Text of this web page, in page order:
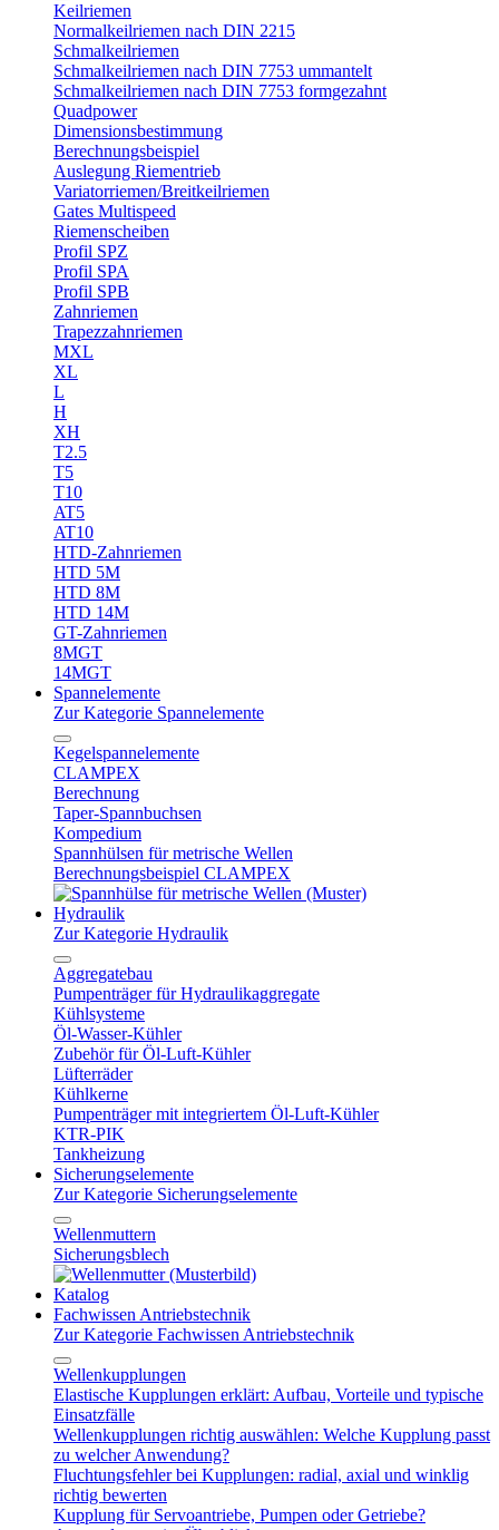
Keilriemen
Normalkeilriemen nach DIN 2215
Schmalkeilriemen
Schmalkeilriemen nach DIN 7753 ummantelt
Schmalkeilriemen nach DIN 7753 formgezahnt
Quadpower
Dimensionsbestimmung
Berechnungsbeispiel
Auslegung Riementrieb
Variatorriemen/Breitkeilriemen
Gates Multispeed
Riemenscheiben
Profil SPZ
Profil SPA
Profil SPB
Zahnriemen
Trapezzahnriemen
MXL
XL
L
H
XH
T2.5
T5
T10
AT5
AT10
HTD-Zahnriemen
HTD 5M
HTD 8M
HTD 14M
GT-Zahnriemen
8MGT
14MGT
Spannelemente
Zur Kategorie Spannelemente
Kegelspannelemente
CLAMPEX
Berechnung
Taper-Spannbuchsen
Kompedium
Spannhülsen für metrische Wellen
Berechnungsbeispiel CLAMPEX
Hydraulik
Zur Kategorie Hydraulik
Aggregatebau
Pumpenträger für Hydraulikaggregate
Kühlsysteme
Öl-Wasser-Kühler
Zubehör für Öl-Luft-Kühler
Lüfterräder
Kühlkerne
Pumpenträger mit integriertem Öl-Luft-Kühler
KTR-PIK
Tankheizung
Sicherungselemente
Zur Kategorie Sicherungselemente
Wellenmuttern
Sicherungsblech
Katalog
Fachwissen Antriebstechnik
Zur Kategorie Fachwissen Antriebstechnik
Wellenkupplungen
Elastische Kupplungen erklärt: Aufbau, Vorteile und typische
Einsatzfälle
Wellenkupplungen richtig auswählen: Welche Kupplung passt
zu welcher Anwendung?
Fluchtungsfehler bei Kupplungen: radial, axial und winklig
richtig bewerten
Kupplung für Servoantriebe, Pumpen oder Getriebe?